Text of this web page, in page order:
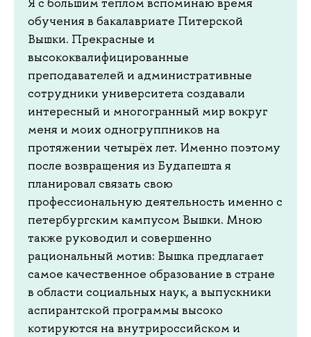
обучения в бакалавриате Питерской
Вышки. Прекрасные и
высококвалифицированные
преподавателей и административные
сотрудники университета создавали
интересный и многогранный мир вокруг
меня и моих одногруппников на
протяжении четырёх лет. Именно поэтому
после возвращения из Будапешта я
планировал связать свою
профессиональную деятельность именно с
петербургским кампусом Вышки. Мною
также руководил и совершенно
рациональный мотив: Вышка предлагает
самое качественное образование в стране
в области социальных наук, а выпускники
аспирантской программы высоко
котируются на внутрироссийском и